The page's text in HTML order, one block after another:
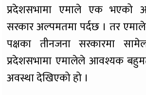
प्रदेशसभामा एमाले एक भएको
सरकार अल्पमतमा पर्दछ । तर
पक्षका तीनजना सरकारमा
प्रदेशसभामा एमालेले आवश्यक
अवस्था देखिएको हो ।